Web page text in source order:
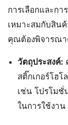
การเลือกและก
เหมาะสมกับสิน
คุณต้องพิจารณา
วัตถุประสงค์:
สติ๊กเกอร์โฮ
เช่น โปรโมชั่
ในการใช้งาน